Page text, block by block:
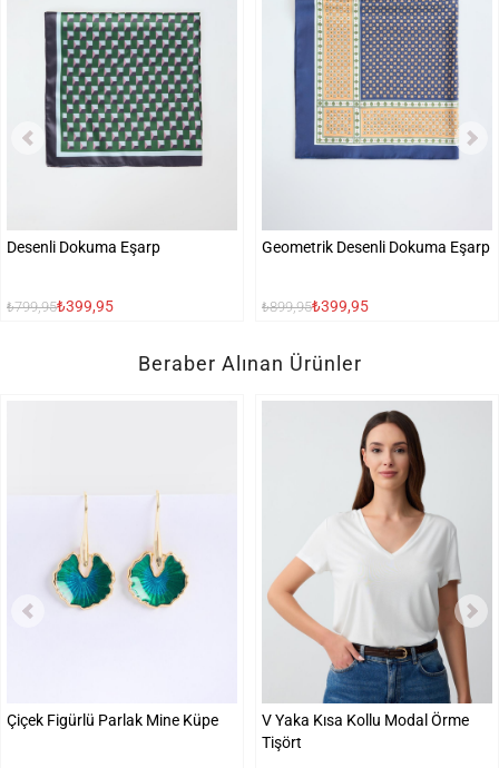
Desenli Dokuma Eşarp
₺799,95₺399,95
Geometrik Desenli Dokuma Eşarp
₺899,95₺399,95
Beraber Alınan Ürünler
Çiçek Figürlü Parlak Mine Küpe
V Yaka Kısa Kollu Modal Örme
Tişört